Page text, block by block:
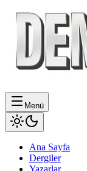
Menü
Ana Sayfa
Dergiler
Yazarlar